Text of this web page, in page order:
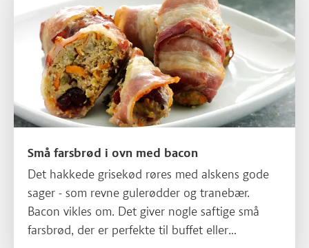
Små farsbrød i ovn med bacon
Det hakkede grisekød røres med alskens gode
sager - som revne gulerødder og tranebær.
Bacon vikles om. Det giver nogle saftige små
farsbrød, der er perfekte til buffet eller